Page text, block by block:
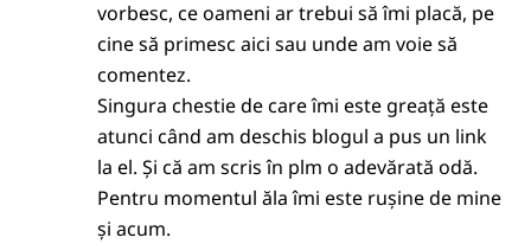
vorbesc, ce oameni ar trebui să îmi placă, pe
cine să primesc aici sau unde am voie să
comentez.
Singura chestie de care îmi este greață este
atunci când am deschis blogul a pus un link
la el. Și că am scris în plm o adevărată odă.
Pentru momentul ăla îmi este rușine de mine
și acum.